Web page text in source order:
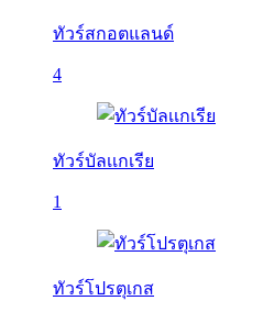
ทัวร์สกอตแลนด์
4
ทัวร์บัลเเกเรีย
1
ทัวร์โปรตุเกส